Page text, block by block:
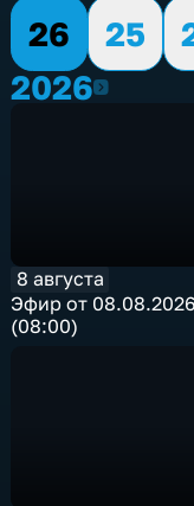
26
25
20262026
8 августа
Эфир от 08.08.2026
(08:00)